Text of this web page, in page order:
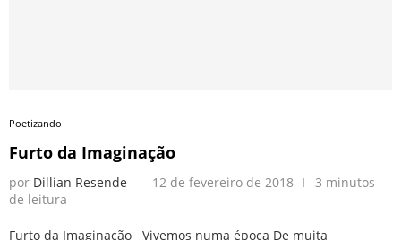
Poetizando
Furto da Imaginação
por Dillian Resende 12 de fevereiro de 2018
3 minutos
de leitura
Furto da Imaginação Vivemos numa época De muita